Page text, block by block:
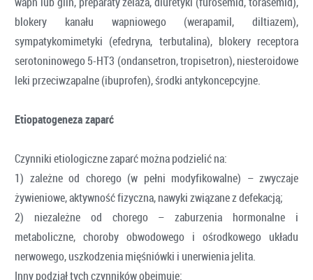
blokery kanału wapniowego (werapamil, diltiazem),
sympatykomimetyki (efedryna, terbutalina), blokery receptora
serotoninowego 5-HT3 (ondansetron, tropisetron), niesteroidowe
leki przeciwzapalne (ibuprofen), środki antykoncepcyjne.
Etiopatogeneza zaparć
Czynniki etiologiczne zaparć można podzielić na:
1) zależne od chorego (w pełni modyfikowalne) – zwyczaje
żywieniowe, aktywność fizyczna, nawyki związane z defekacją;
2) niezależne od chorego – zaburzenia hormonalne i
metaboliczne, choroby obwodowego i ośrodkowego układu
nerwowego, uszkodzenia mięśniówki i unerwienia jelita.
Inny podział tych czynników obejmuje: